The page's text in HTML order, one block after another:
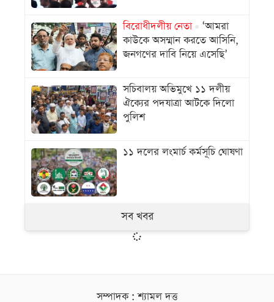
বিরোধীদলীয় নেতা
‘আমরা
কাউকে অসম্মান করতে আসিনি,
জনগণের দাবি নিয়ে এসেছি’
সচিবালয় অভিমুখে ১১ দলীয়
ঐক্যের পদযাত্রা আটকে দিলো
পুলিশ
১১ দলের লংমার্চ কর্মসূচি ঘোষণা
সব খবর
সম্পাদক : শ্যামল দত্ত